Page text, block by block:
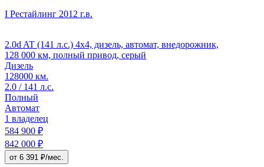
I Рестайлинг 2012 г.в.
2.0d AT (141 л.с.) 4x4, дизель, автомат, внедорожник,
128 000 км, полный привод, серый
Дизель
128000 км.
2.0 / 141 л.с.
Полный
Автомат
1 владелец
584 900 ₽
842 000 ₽
от 6 391 ₽/мес.